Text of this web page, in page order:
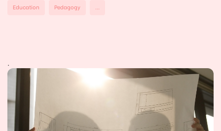
Education Pedagogy
.